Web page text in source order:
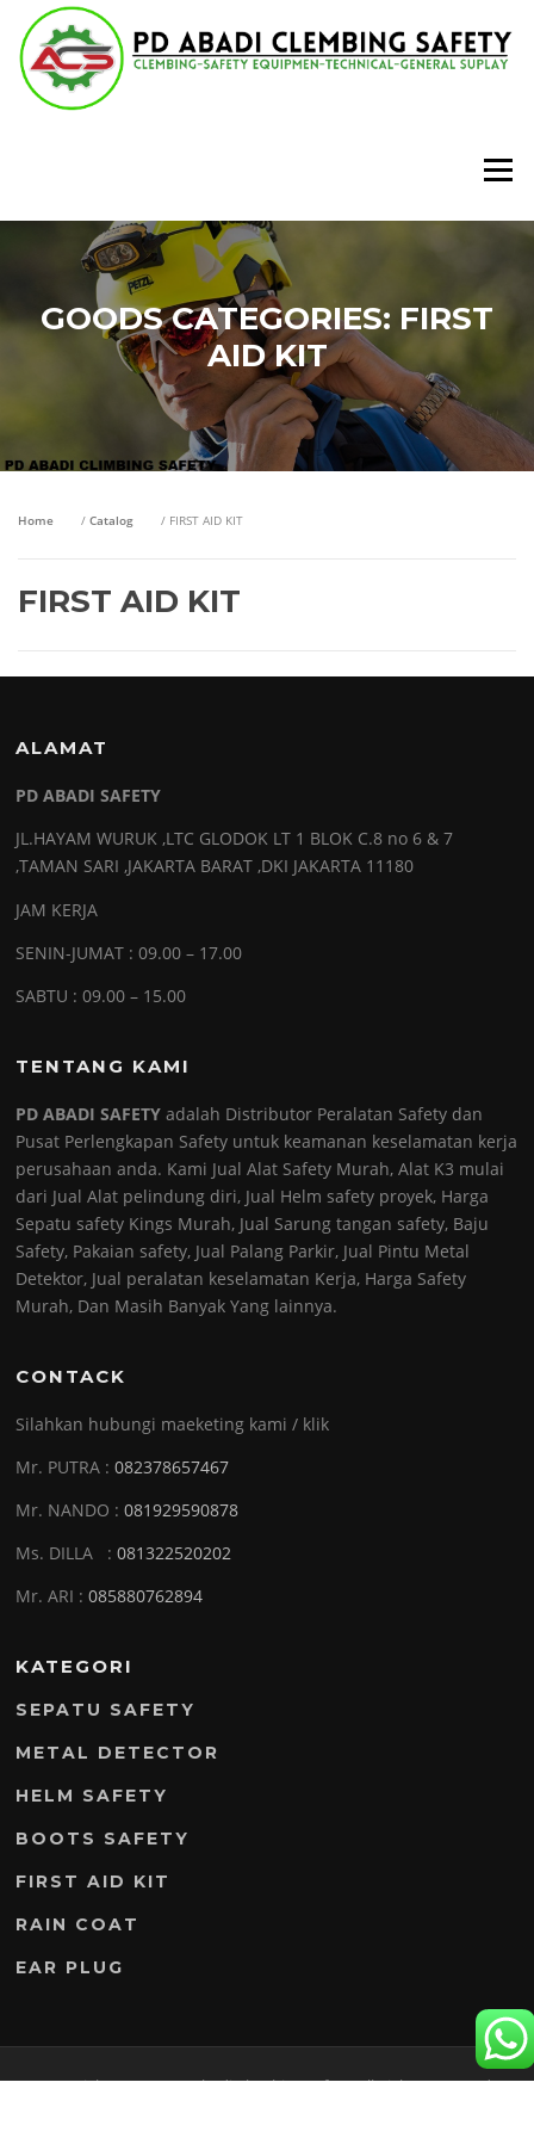
Lompat
konten
Menu
GOODS CATEGORIES: FIRST
AID KIT
Home / Catalog / FIRST AID KIT
FIRST AID KIT
ALAMAT
PD ABADI SAFETY
JL.HAYAM WURUK ,LTC GLODOK LT 1 BLOK C.8 no 6 & 7
,TAMAN SARI ,JAKARTA BARAT ,DKI JAKARTA 11180
JAM KERJA
SENIN-JUMAT : 09.00 – 17.00
SABTU : 09.00 – 15.00
TENTANG KAMI
PD ABADI SAFETY adalah Distributor Peralatan Safety dan
Pusat Perlengkapan Safety untuk keamanan keselamatan kerja
perusahaan anda. Kami Jual Alat Safety Murah, Alat K3 mulai
dari Jual Alat pelindung diri, Jual Helm safety proyek, Harga
Sepatu safety Kings Murah, Jual Sarung tangan safety, Baju
Safety, Pakaian safety, Jual Palang Parkir, Jual Pintu Metal
Detektor, Jual peralatan keselamatan Kerja, Harga Safety
Murah, Dan Masih Banyak Yang lainnya.
CONTACK
Silahkan hubungi maeketing kami / klik
Mr. PUTRA :082378657467
Mr. NANDO :081929590878
Ms. DILLA :081322520202
Mr. ARI :085880762894
KATEGORI
SEPATU SAFETY
METAL DETECTOR
HELM SAFETY
BOOTS SAFETY
FIRST AID KIT
RAIN COAT
EAR PLUG
Copyright © 2026 PD Abadi Clembing Safety. All Rights Reserved.